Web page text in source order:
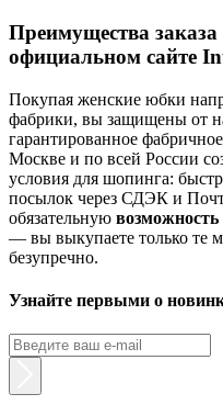
Преимущества
официальном сайте
Покупая женские юбки
фабрики, вы защищены от
гарантированное
Москве и по всей России
условия для шопинга:
посылок через СДЭК и
обязательную
— вы выкупаете только те
безупречно.
Узнайте первыми о